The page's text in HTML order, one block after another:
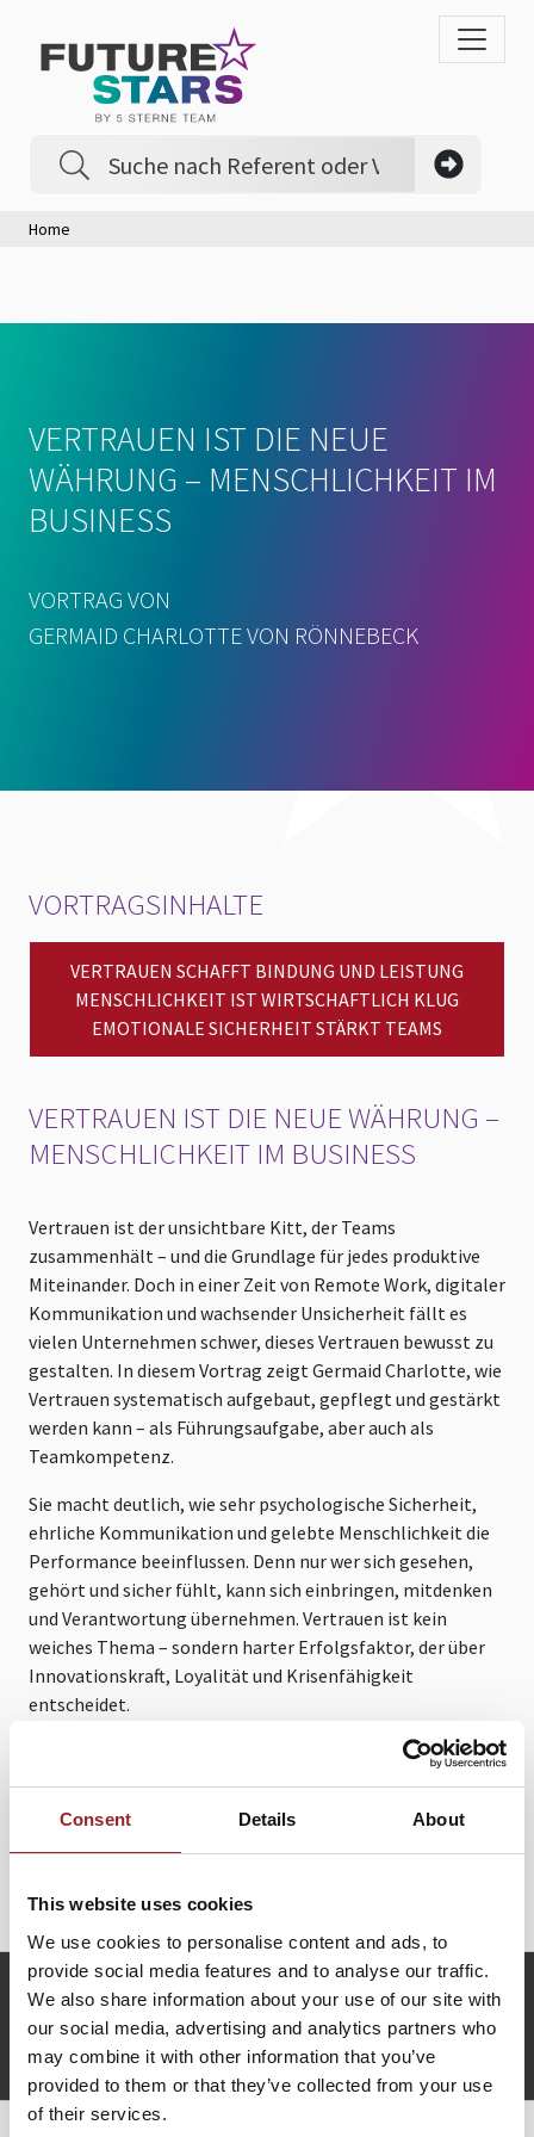
Consent Details About
This website uses cookies
We use cookies to personalise content and ads, to
provide social media features and to analyse our traffic.
We also share information about your use of our site with
our social media, advertising and analytics partners who
may combine it with other information that you’ve
provided to them or that they’ve collected from your use
of their services.
Home
VERTRAUEN IST DIE NEUE
WÄHRUNG – MENSCHLICHKEIT IM
BUSINESS
VORTRAG VON
GERMAID CHARLOTTE VON RÖNNEBECK
VORTRAGSINHALTE
VERTRAUEN SCHAFFT BINDUNG UND LEISTUNG
MENSCHLICHKEIT IST WIRTSCHAFTLICH KLUG
EMOTIONALE SICHERHEIT STÄRKT TEAMS
VERTRAUEN IST DIE NEUE WÄHRUNG –
MENSCHLICHKEIT IM BUSINESS
Vertrauen ist der unsichtbare Kitt, der Teams
zusammenhält – und die Grundlage für jedes produktive
Miteinander. Doch in einer Zeit von Remote Work, digitaler
Kommunikation und wachsender Unsicherheit fällt es
vielen Unternehmen schwer, dieses Vertrauen bewusst zu
gestalten. In diesem Vortrag zeigt Germaid Charlotte, wie
Vertrauen systematisch aufgebaut, gepflegt und gestärkt
werden kann – als Führungsaufgabe, aber auch als
Teamkompetenz.
Sie macht deutlich, wie sehr psychologische Sicherheit,
ehrliche Kommunikation und gelebte Menschlichkeit die
Performance beeinflussen. Denn nur wer sich gesehen,
gehört und sicher fühlt, kann sich einbringen, mitdenken
und Verantwortung übernehmen. Vertrauen ist kein
weiches Thema – sondern harter Erfolgsfaktor, der über
Innovationskraft, Loyalität und Krisenfähigkeit
entscheidet.
Der Vortrag liefert praxistaugliche Methoden, um
Vertrauensräume im Team zu etablieren,
Missverständnisse aufzulösen und emotionale
seiner Organisation.
g.vonRoennebeck@future-stars.de
+49 (0)821 790040-10
Germaid Charlotte von Rönnebeck anfragen